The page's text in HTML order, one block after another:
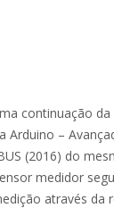
continuação
Arduino –
(2016) do
medidor
através da